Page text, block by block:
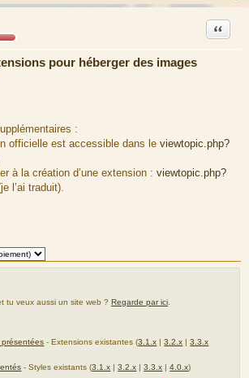
pour héberger des images
Citation
:
officielle est accessible dans le viewtopic.php?
à la création d’une extension : viewtopic.php?
l’ai traduit).
tu veux aussi un site web ? Regarde par ici.
-Extensions existantes (3.1.x |3.2.x |3.3.x
- Styles existants (3.1.x |3.2.x |3.3.x |4.0.x)